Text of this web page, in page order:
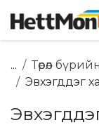
...
Төрөл
Эвхэгддэг